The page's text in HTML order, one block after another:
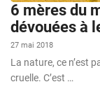
6 mères du
dévouées à
27 mai 2018
La nature, ce n’est
cruelle. C’est …